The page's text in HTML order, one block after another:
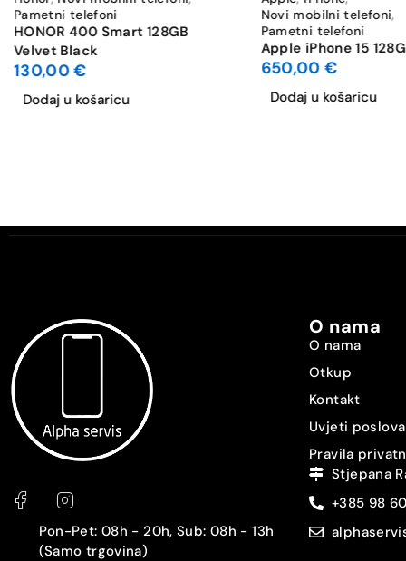
Pametni telefoni
HONOR 400 Smart 128GB
Velvet Black
130,00€
Dodaj u košaricu
Novi mobilni telefoni,
Pametni telefoni
Apple iPhone 15
650,00€
Dodaj u košaricu
Pon-Pet: 08h - 20h, Sub: 08h - 13h
(Samo trgovina)
O nama
O nama
Otkup
Kontakt
Uvjeti
Pravila
Stjepana
+385 98